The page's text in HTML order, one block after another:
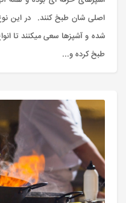
اصلی شان طبخ کنند. در این نوع
شده و آشپزها سعی میکنند تا
طبخ کرده و...